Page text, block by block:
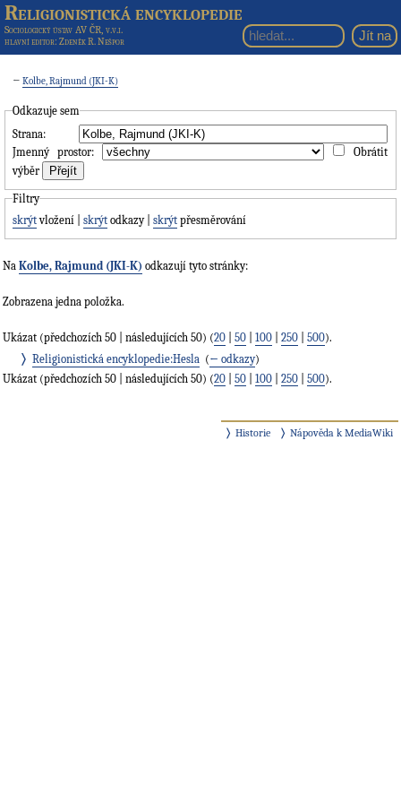
Religionistická encyklopedie
Sociologický ústav AV ČR, v.v.i.
hlavní editor: Zdeněk R. Nešpor
←Kolbe, Rajmund (JKI-K)
Odkazuje sem
Strana:
Jmenný prostor:
Obrátit
výběr
Filtry
skrýtvložení |skrýt odkazy |skrýt přesměrování
Na Kolbe, Rajmund (JKI-K) odkazují tyto stránky:
Zobrazena jedna položka.
Ukázat (předchozích 50 | následujících 50) (20 50 100 250 500).
Religionistická encyklopedie:Hesla (← odkazy)
Ukázat (předchozích 50 | následujících 50) (20 50 100 250 500).
Historie Nápověda k MediaWiki